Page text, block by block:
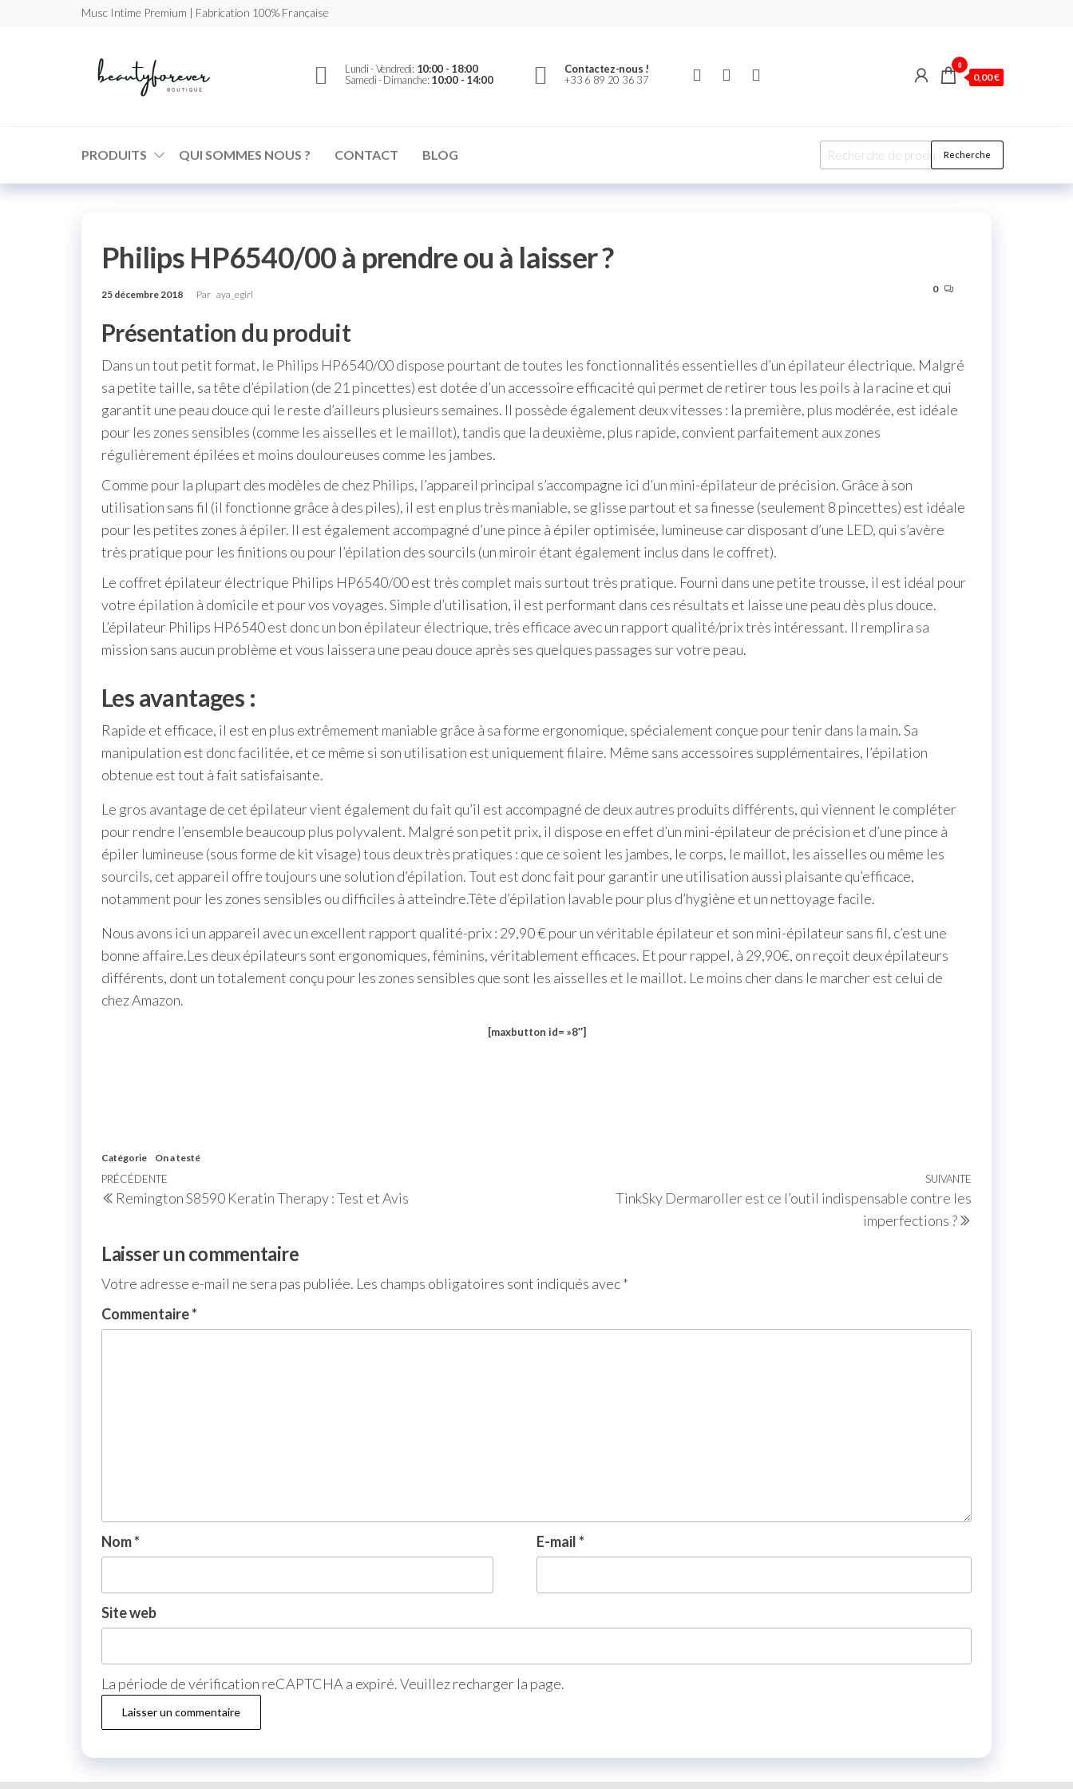
Musc Intime Premium | Fabrication 100% Française
BeautyforeverLundi - Vendredi: 10:00 - 18:00
Samedi - Dimanche: 10:00 - 14:00
Contactez-nous !
+33 6 89 20 36 37
0
0,00 €
PRODUITS QUI SOMMES NOUS ? CONTACT BLOG Recherche
Philips HP6540/00 à prendre ou à laisser ?
25 décembre 2018 Par aya_egirl 0
Présentation du produit
Dans un tout petit format, le Philips HP6540/00 dispose pourtant de toutes les fonctionnalités essentielles d’un épilateur électrique. Malgré
sa petite taille, sa tête d’épilation (de 21 pincettes) est dotée d’un accessoire efficacité qui permet de retirer tous les poils à la racine et qui
garantit une peau douce qui le reste d’ailleurs plusieurs semaines. Il possède également deux vitesses : la première, plus modérée, est idéale
pour les zones sensibles (comme les aisselles et le maillot), tandis que la deuxième, plus rapide, convient parfaitement aux zones
régulièrement épilées et moins douloureuses comme les jambes.
Comme pour la plupart des modèles de chez Philips, l’appareil principal s’accompagne ici d’un mini-épilateur de précision. Grâce à son
utilisation sans fil (il fonctionne grâce à des piles), il est en plus très maniable, se glisse partout et sa finesse (seulement 8 pincettes) est idéale
pour les petites zones à épiler. Il est également accompagné d’une pince à épiler optimisée, lumineuse car disposant d’une LED, qui s’avère
très pratique pour les finitions ou pour l’épilation des sourcils (un miroir étant également inclus dans le coffret).
Le coffret épilateur électrique Philips HP6540/00 est très complet mais surtout très pratique. Fourni dans une petite trousse, il est idéal pour
votre épilation à domicile et pour vos voyages. Simple d’utilisation, il est performant dans ces résultats et laisse une peau dès plus douce.
L’épilateur Philips HP6540 est donc un bon épilateur électrique, très efficace avec un rapport qualité/prix très intéressant. Il remplira sa
mission sans aucun problème et vous laissera une peau douce après ses quelques passages sur votre peau.
Les avantages :
Rapide et efficace, il est en plus extrêmement maniable grâce à sa forme ergonomique, spécialement conçue pour tenir dans la main. Sa
manipulation est donc facilitée, et ce même si son utilisation est uniquement filaire. Même sans accessoires supplémentaires, l’épilation
obtenue est tout à fait satisfaisante.
Le gros avantage de cet épilateur vient également du fait qu’il est accompagné de deux autres produits différents, qui viennent le compléter
pour rendre l’ensemble beaucoup plus polyvalent. Malgré son petit prix, il dispose en effet d’un mini-épilateur de précision et d’une pince à
épiler lumineuse (sous forme de kit visage) tous deux très pratiques : que ce soient les jambes, le corps, le maillot, les aisselles ou même les
sourcils, cet appareil offre toujours une solution d’épilation. Tout est donc fait pour garantir une utilisation aussi plaisante qu’efficace,
notamment pour les zones sensibles ou difficiles à atteindre.Tête d’épilation lavable pour plus d’hygiène et un nettoyage facile.
Nous avons ici un appareil avec un excellent rapport qualité-prix : 29,90 € pour un véritable épilateur et son mini-épilateur sans fil, c’est une
bonne affaire.Les deux épilateurs sont ergonomiques, féminins, véritablement efficaces. Et pour rappel, à 29,90€, on reçoit deux épilateurs
différents, dont un totalement conçu pour les zones sensibles que sont les aisselles et le maillot. Le moins cher dans le marcher est celui de
chez Amazon.
[maxbutton id= »8″]
Catégorie On a testé
PRÉCÉDENTE
Remington S8590 Keratin Therapy : Test et Avis
SUIVANTE
TinkSky Dermaroller est ce l’outil indispensable contre les
imperfections ?
Laisser un commentaire
Votre adresse e-mail ne sera pas publiée. Les champs obligatoires sont indiqués avec*
Commentaire*
Nom* E-mail*
Site web
La période de vérification reCAPTCHA a expiré. Veuillez recharger la page.